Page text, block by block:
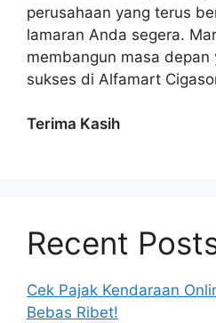
perusahaan yang terus
lamaran Anda segera.
membangun masa depan
sukses di Alfamart
Terima Kasih
Recent
Cek Pajak Kendaraan
Bebas Ribet!